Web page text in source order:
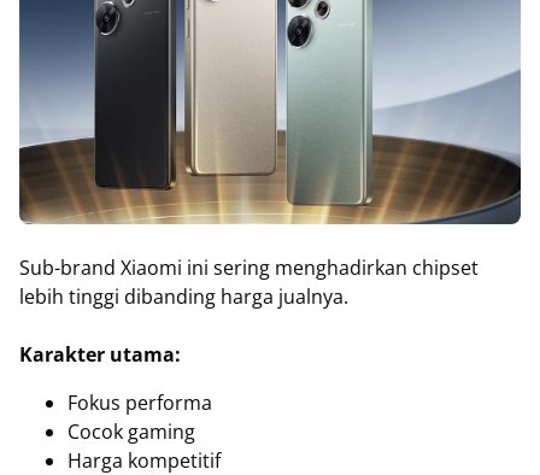
Sub-brand Xiaomi ini sering menghadirkan chipset
lebih tinggi dibanding harga jualnya.
Karakter utama:
Fokus performa
Cocok gaming
Harga kompetitif